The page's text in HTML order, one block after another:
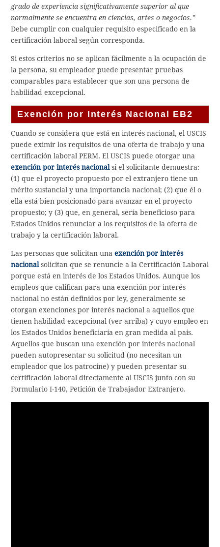
grado de experiencia significativamente superior al que
normalmente se encuentra en ciencias, artes o negocios.”
Debe cumplir con cualquier requisito especificado en la
certificación laboral según corresponda.
Si estos criterios no se aplican fácilmente a la ocupación de
la persona, su empleador puede presentar pruebas
comparables para establecer que son una persona de
habilidad excepcional.
Exención por Interés Nacional EB2
Cuando se considera que está en interés nacional, el USCIS
puede eximir los requisitos de una oferta de trabajo y una
certificación laboral PERM. El USCIS puede otorgar una
exención por interés nacionalsi el solicitante demuestra:
(1) que el proyecto propuesto por el extranjero tiene un
mérito sustancial y una importancia nacional; (2) que él o
ella está bien posicionado para avanzar en el proyecto
propuesto; y (3) que, en general, sería beneficioso para
Estados Unidos renunciar a los requisitos de la oferta de
trabajo y la certificación laboral.
Las personas que solicitan unaexención por interés
nacionalsolicitan que se renuncie a la Certificación Laboral
porque está en interés de los Estados Unidos. Aunque los
empleos que califican para una exención por interés
nacional no están definidos por ley, generalmente se
otorgan exenciones por interés nacional a aquellos que
tienen habilidad excepcional (ver arriba) y cuyo empleo en
los Estados Unidos beneficiaría en gran medida al país.
Aquellos que buscan una exención por interés nacional
pueden autopresentar su solicitud (no necesitan un
empleador que los patrocine) y pueden presentar su
certificación laboral directamente al USCIS junto con su
Formulario I-140, Petición de Trabajador Extranjero.